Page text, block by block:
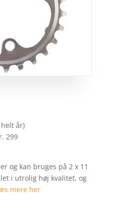
år)
299
og kan bruges på 2 x 11
i utrolig høj kvalitet, og
mere her